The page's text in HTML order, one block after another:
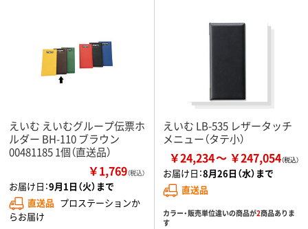
えいむ えいむグループ伝票ホ
ルダー BH-110 ブラウン
00481185 1個（直送品）
￥1,769（税込）
お届け日：9月1日（火）まで
直送品 プロステーションか
らお届け
えいむ LB-535 レザータッチ
メニュー（タテ小）
￥24,234 ￥247,054
お届け日：8月26日（水）まで
直送品
カラー・販売単位違いの商品が2商品ありま
す